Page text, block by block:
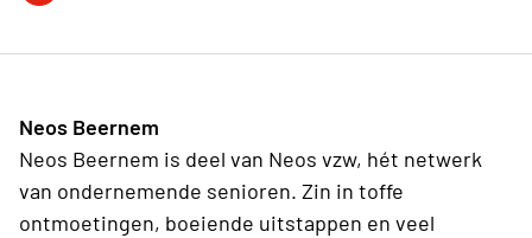
Neos Beernem
Neos Beernem is deel van Neos vzw, hét netwerk
van ondernemende senioren. Zin in toffe
ontmoetingen, boeiende uitstappen en veel